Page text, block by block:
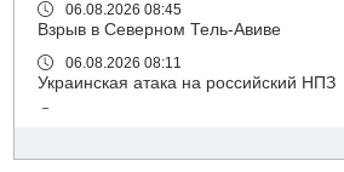
06.08.2026 08:45
Взрыв в Северном Тель-Авиве
06.08.2026 08:11
Украинская атака на российский НПЗ
Израиль провел испытания системы
обороны "Хец"